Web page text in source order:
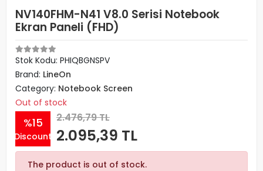
NV140FHM-N41 V8.0 Serisi Notebook
Ekran Paneli (FHD)
Stok Kodu: PHIQBGNSPV
Brand: LineOn
Category: Notebook Screen
Out of stock
%15
Discount
2.476,79 TL
2.095,39 TL
The product is out of stock.